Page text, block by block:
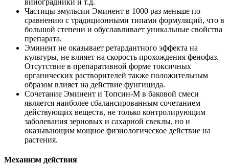
виноградники и т.д.
Частицы эмульсии Эминент в 1000 раз меньше по
сравнению с традиционными типами формуляций, что в
большой степени и обуславливает уникальные свойства
препарата.
Эминент не оказывает ретардантного эффекта на
культуры, не влияет на скорость прохождения фенофаз.
Отсутствие в препаративной форме токсичных
органических растворителей также положительным
образом влияет на действие фунгицида.
Сочетание Эминент и Топсин-М в баковой смеси
является наиболее сбалансированным сочетанием
действующих веществ, не только контролирующим
заболевания зерновых и сахарной свеклы, но и
оказывающим мощное физиологическое действие на
растения.
Механизм действия